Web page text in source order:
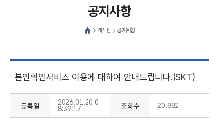
공지사항
게시판 공지사항
본인확인서비스 이용에 대하여 안내드립니다.(SKT)
등록일
2026.01.20 0
8:39:17
조회수 20,882